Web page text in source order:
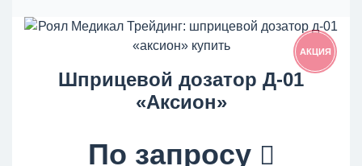
АКЦИЯ
Шприцевой дозатор Д-01
«Аксион»
По запросу